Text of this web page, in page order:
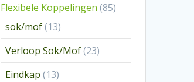
Flexibele Koppelingen 8585
sok/mof 1313
producten
Verloop Sok/Mof 2323
producten
Eindkap 1313